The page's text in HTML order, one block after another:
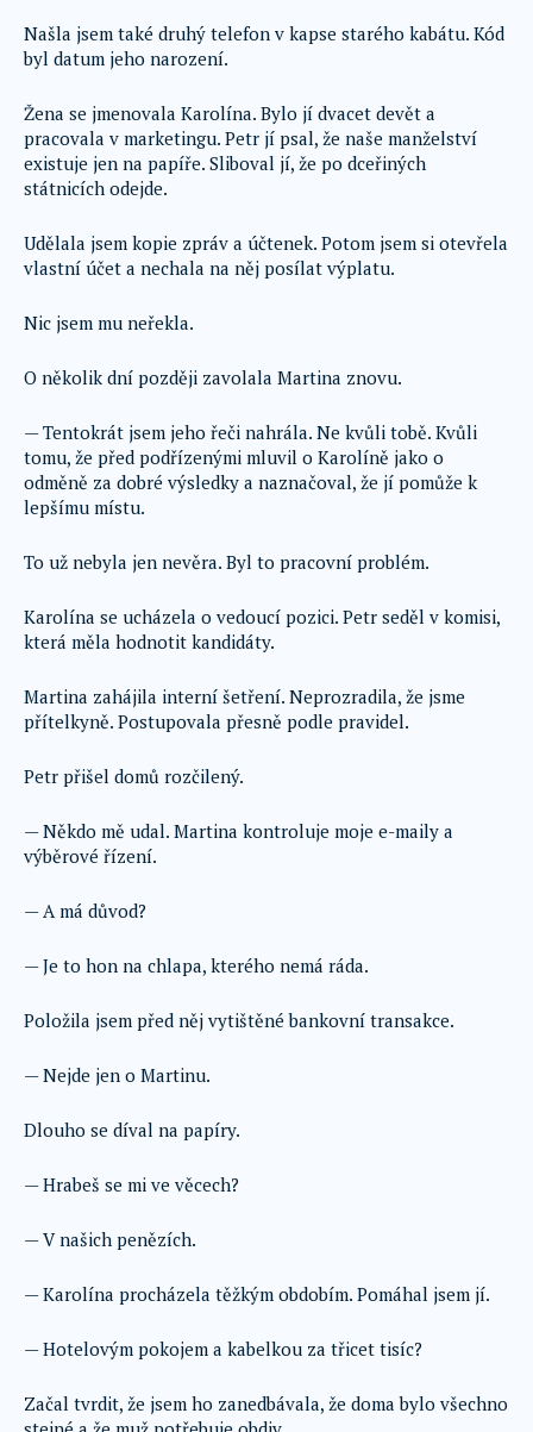
Našla jsem také druhý telefon v kapse starého kabátu. Kód
byl datum jeho narození.
Žena se jmenovala Karolína. Bylo jí dvacet devět a
pracovala v marketingu. Petr jí psal, že naše manželství
existuje jen na papíře. Sliboval jí, že po dceřiných
státnicích odejde.
Udělala jsem kopie zpráv a účtenek. Potom jsem si otevřela
vlastní účet a nechala na něj posílat výplatu.
Nic jsem mu neřekla.
O několik dní později zavolala Martina znovu.
— Tentokrát jsem jeho řeči nahrála. Ne kvůli tobě. Kvůli
tomu, že před podřízenými mluvil o Karolíně jako o
odměně za dobré výsledky a naznačoval, že jí pomůže k
lepšímu místu.
To už nebyla jen nevěra. Byl to pracovní problém.
Karolína se ucházela o vedoucí pozici. Petr seděl v komisi,
která měla hodnotit kandidáty.
Martina zahájila interní šetření. Neprozradila, že jsme
přítelkyně. Postupovala přesně podle pravidel.
Petr přišel domů rozčilený.
— Někdo mě udal. Martina kontroluje moje e-maily a
výběrové řízení.
— A má důvod?
— Je to hon na chlapa, kterého nemá ráda.
Položila jsem před něj vytištěné bankovní transakce.
— Nejde jen o Martinu.
Dlouho se díval na papíry.
— Hrabeš se mi ve věcech?
— V našich penězích.
— Karolína procházela těžkým obdobím. Pomáhal jsem jí.
— Hotelovým pokojem a kabelkou za třicet tisíc?
Začal tvrdit, že jsem ho zanedbávala, že doma bylo všechno